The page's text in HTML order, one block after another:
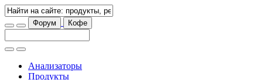
Форум Кофе
Анализаторы
Продукты